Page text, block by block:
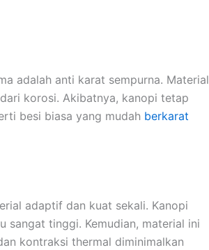
adalah anti karat sempurna. Material
korosi. Akibatnya, kanopi tetap
besi biasa yang mudah berkarat
adaptif dan kuat sekali. Kanopi
sangat tinggi. Kemudian, material ini
kontraksi thermal diminimalkan